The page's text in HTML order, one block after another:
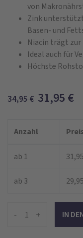
von
Zink
Basen- und
Niacin trägt
Ideal auch für
Höchste
34,95€ 31,95 €
Anzahl Preis
ab 1
ab 3
- +